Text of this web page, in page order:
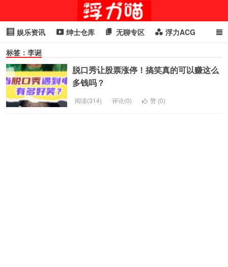
喵星闻
娱乐资讯 绅士仓库 无聊专区 浮力ACG
浮力GIF
cosplay
标签：李诞
脱口秀让股票涨停！搞笑真的可以赚这么
多钱吗？
阅读(314) 评论(0) 赞 (0)